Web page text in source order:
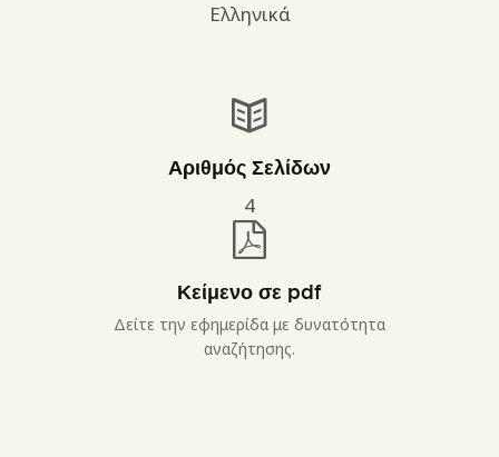
Ελληνικά
Αριθμός Σελίδων
4
Κείμενο σε pdf
Δείτε την εφημερίδα με δυνατότητα
αναζήτησης.